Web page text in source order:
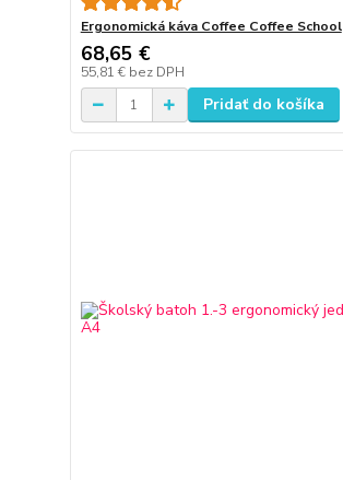
Ergonomická káva Coffee Coffee School
68,65 €
55,81 € bez DPH
Pridať do košíka